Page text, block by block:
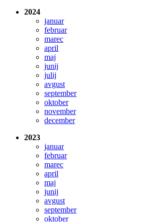
2024
januar
februar
marec
april
maj
junij
julij
avgust
september
oktober
november
december
2023
januar
februar
marec
april
maj
junij
avgust
september
oktober